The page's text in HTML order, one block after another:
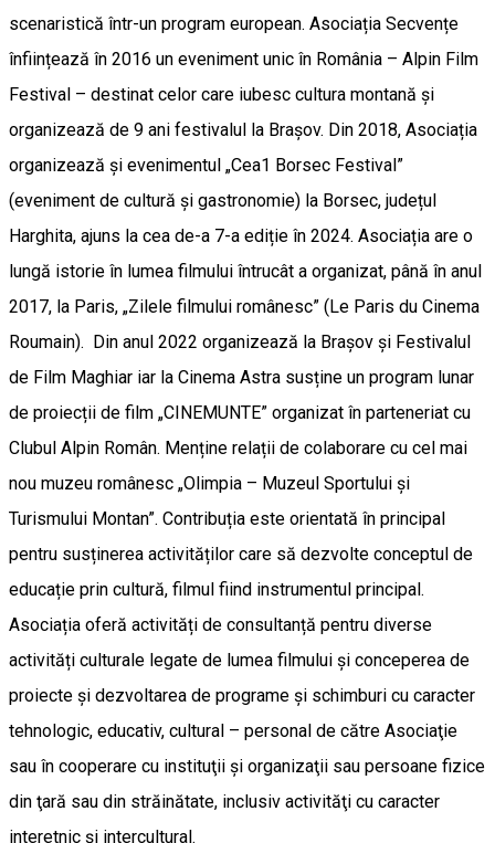
scenaristică într-un program european. Asociația Secvențe
înființează în 2016 un eveniment unic în România – Alpin Film
Festival – destinat celor care iubesc cultura montană și
organizează de 9 ani festivalul la Brașov. Din 2018, Asociația
organizează și evenimentul „Cea1 Borsec Festival”
(eveniment de cultură și gastronomie) la Borsec, județul
Harghita, ajuns la cea de-a 7-a ediție în 2024. Asociația are o
lungă istorie în lumea filmului întrucât a organizat, până în anul
2017, la Paris, „Zilele filmului românesc” (Le Paris du Cinema
Roumain). Din anul 2022 organizează la Brașov și Festivalul
de Film Maghiar iar la Cinema Astra susține un program lunar
de proiecții de film „CINEMUNTE” organizat în parteneriat cu
Clubul Alpin Român. Menține relații de colaborare cu cel mai
nou muzeu românesc „Olimpia – Muzeul Sportului și
Turismului Montan”. Contribuția este orientată în principal
pentru susținerea activităților care să dezvolte conceptul de
educație prin cultură, filmul fiind instrumentul principal.
Asociația oferă activități de consultanță pentru diverse
activități culturale legate de lumea filmului și conceperea de
proiecte şi dezvoltarea de programe şi schimburi cu caracter
tehnologic, educativ, cultural – personal de către Asociaţie
sau în cooperare cu instituţii şi organizaţii sau persoane fizice
din ţară sau din străinătate, inclusiv activităţi cu caracter
interetnic şi intercultural.